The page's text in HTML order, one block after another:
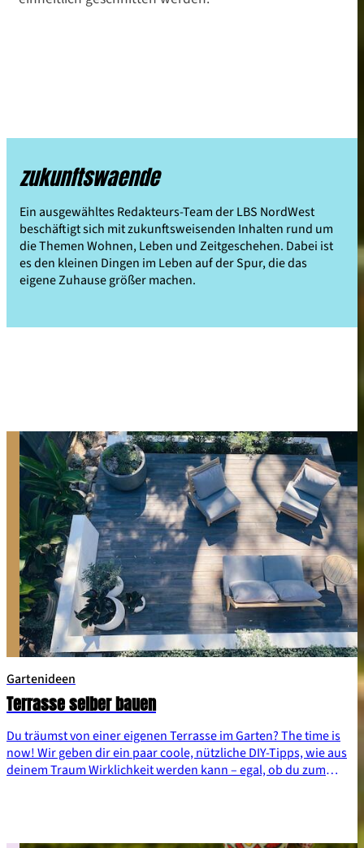
zukunftswaende
Ein ausgewähltes Redakteurs-Team der LBS NordWest
beschäftigt sich mit zukunftsweisenden Inhalten rund um
die Themen Wohnen, Leben und Zeitgeschehen. Dabei ist
es den kleinen Dingen im Leben auf der Spur, die das
eigene Zuhause größer machen.
Gartenideen
Terrasse selber bauen
Du träumst von einer eigenen Terrasse im Garten? The time is
now! Wir geben dir ein paar coole, nützliche DIY-Tipps, wie aus
deinem Traum Wirklichkeit werden kann – egal, ob du zum